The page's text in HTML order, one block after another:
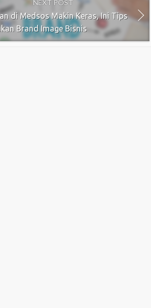
NEXT POST
di Medsos Makin Keras, Ini Tips
Brand Image Bisnis